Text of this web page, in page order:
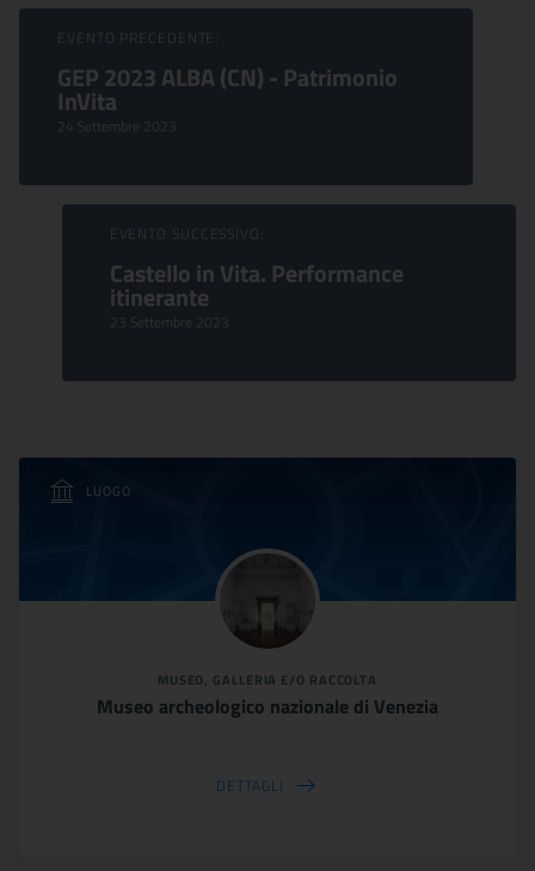
Sfoglia Eventi
EVENTO PRECEDENTE:
GEP 2023 ALBA (CN) - Patrimonio
InVita
24 Settembre 2023
EVENTO SUCCESSIVO:
Castello in Vita. Performance
itinerante
23 Settembre 2023
LUOGO
MUSEO, GALLERIA E/O RACCOLTA
Museo archeologico nazionale di Venezia
DETTAGLI